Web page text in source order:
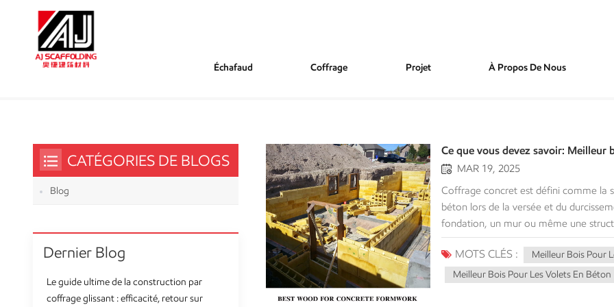
Échafaud Coffrage Projet À Propos De Nous
Ce que vous devez savoir: Meilleur
MAR 19, 2025
Coffrage concret est défini comme la structure temporaire qui soutiendra et maintiendra la forme du béton lors de la versée et du durcissement. Le coffrage maintient tout en place, que vous versiez une fondation, un mur ou même une structure spécialement conçue; Cela garantit correctement que le béton guérit et que vous atteignez les capacités structurelles et terminez que vous vous aspirez à obtenir. Dans de nombreuses applications de construction, le bois est un matériau très populaire en raison de son faible coût, de sa disponibilité et de sa facilité de coupe et d'assemblage. Néanmoins, le bois n'est pas tous créés également. Le bois utilisé pour le coffrage du béton doit également satisfaire des critères spécifiques: il doit être en mesure de supporter le poids et la pression du béton humide, de fournir une surface lisse, de rester stable dans le béton humide et de permettre à la réutilisation des formes de contrôler les coûts. Le bon type de bois peut vous faire économiser du temps et des coûts, tandis que le mauvais type de bois peut vous fournir des formes déformées, une surface inégale ou vous faire dépenser plus d'argent car les formulaires doivent être remplacés, etc. Caractéristiques clés du meilleur coffrage du bois pour le béton Avant d'explorer des types de bois spécifiques, décomposons les qualités qui font un bois adapté au coffrage en béton:Force et durabilité: le béton humide peut générer une énorme quantité de pression sur le coffrage - parfois plusieurs tonnes métriques par mètre carré. Pour cette raison, le bois doit posséder une résistance suffisante pour ne pas se plier, se fissurer ou se casser sous la charge.Surface lisse: Pour obtenir une finition propre et plate sur la surface du béton, la surface du coffrage doit être de nature lisse, exempte de conditions qui peuvent le faire coller ou faire d'autres problèmes liés à la finition de surface.Stabilité dimensionnelle: l'utilisation du bois qui gonfle facilement, rétrécit ou déforme les dommages à l'humidité affectera négativement l'intégrité du béton et créera des remèdes coûteux.Réutilisable: le coffrage peut finir par être une partie importante des coûts de construction, par conséquent, plus le coffrage du bois peut être réutilisé, plus les coûts globaux de la construction peuvent être moins élevés.Simple à manipuler: les calendriers de construction peuvent être courts, donc le bois qui peut être facilement coupé, façonné et placé aidera à déplacer les délais vers l'avant. Types de bois pour le coffrage en béton 1. Plywood: le champion polyvalent Contre-plaqué est le matériau le plus populaire et le plus largement utilisé pour le coffrage du béton; Naturellement, c'est. Le contreplaqué est fait de minces couches de placage de bois collées ensemble, et elle a de la force dans de nombreuses directions, lui permettant de résister aux forces du béton humide. Il est disponible en grandes feuilles, minimisant les articulations et les coutures, et est léger, pas trop lourd pour être manipulé sur place. Cependant, le contreplaqué ne fonctionne pas pour le coffrage. Seuls les notes de contreplaqué plus élevées conviennent au béton; Un contreplaqué spécifique comme Formply est idéal. Ces types de contreplaqué sont souvent recouverts de résine ou de plastique, comme le phénolique ou une superposition à haute densité, offrant une excellente résistance à l'eau, empêchant le béton de coller et donnant à la forme une surface finie. Le contreplaqué de superposition de densité moyenne (MDO) est un autre type de contreplaqué utilisé pour le coffrage car il est durable et rentable.Avantages: Surface forte, polyvalente et lisse, réutilisable avec des soins appropriés.Inconvénients: Un contreplaqué de
MOTS CLÉS : Meilleur Bois Pour
Meilleur Bois Pour Les Volets En Béton
CATÉGORIES DE BLOGS
Blog
Dernier Blog
Le guide ultime de la construction par
coffrage glissant : efficacité, retour sur